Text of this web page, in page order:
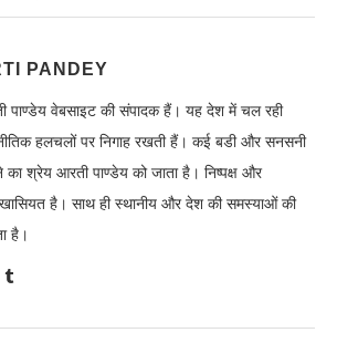
PANDEY
पाण्डेय वेबसाइट की संपादक हैं। यह देश में चल रही
हलचलों पर निगाह रखती हैं। कई बडी और सनसनी
श्रेय आरती पाण्डेय को जाता है। निष्पक्ष और
खासियत है। साथ ही स्थानीय और देश की समस्याओं की
है।